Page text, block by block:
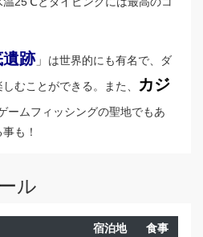
跡」 は世界的にも有名で、ダ
むことができる。
また、
カジ
ームフィッシングの聖地でもあ
も！
ル
宿泊地
食事